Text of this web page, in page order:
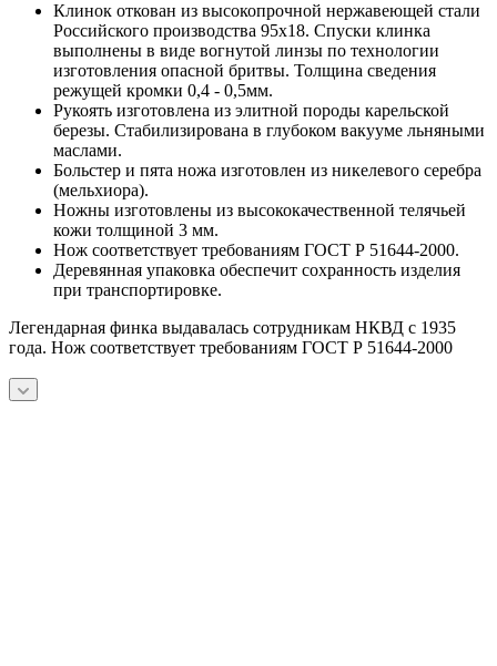
Клинок откован из высокопрочной нержавеющей стали
Российского производства 95х18. Спуски клинка
выполнены в виде вогнутой линзы по технологии
изготовления опасной бритвы. Толщина сведения
режущей кромки 0,4 - 0,5мм.
Рукоять изготовлена из элитной породы карельской
березы. Стабилизирована в глубоком вакууме льняными
маслами.
Больстер и пята ножа изготовлен из никелевого серебра
(мельхиора).
Ножны изготовлены из высококачественной телячьей
кожи толщиной 3 мм.
Нож соответствует требованиям ГОСТ Р 51644-2000.
Деревянная упаковка обеспечит сохранность изделия
при транспортировке.
Легендарная финка выдавалась сотрудникам НКВД с 1935
года. Нож соответствует требованиям ГОСТ Р 51644-2000